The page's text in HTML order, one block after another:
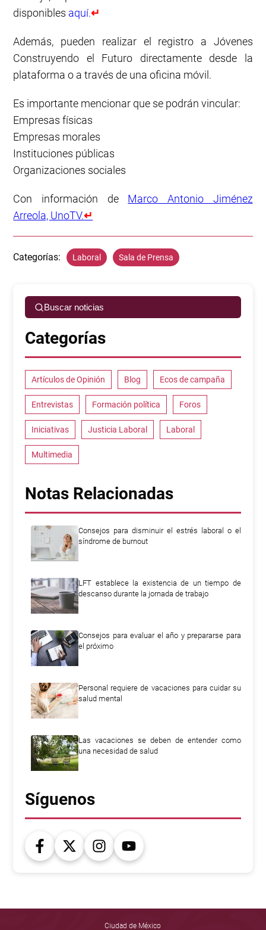
disponibles aquí.↵
Además, pueden realizar el registro a Jóvenes
Construyendo el Futuro directamente desde la
plataforma o a través de una oficina móvil.
Es importante mencionar que se podrán vincular:
Empresas físicas
Empresas morales
Instituciones públicas
Organizaciones sociales
Con información de Marco Antonio Jiménez
Arreola, UnoTV.↵
Categorías: Laboral Sala de Prensa
Buscar noticias
Categorías
Artículos de Opinión Blog Ecos de campaña
Entrevistas Formación política Foros
Iniciativas Justicia Laboral Laboral
Multimedia
Notas Relacionadas
Consejos para disminuir el estrés laboral o el
síndrome de burnout
LFT establece la existencia de un tiempo de
descanso durante la jornada de trabajo
Consejos para evaluar el año y prepararse para
el próximo
Personal requiere de vacaciones para cuidar su
salud mental
Las vacaciones se deben de entender como
una necesidad de salud
Síguenos
Ciudad de México